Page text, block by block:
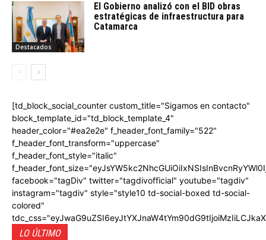
Destacados
El Gobierno analizó con el BID obras
estratégicas de infraestructura para
Catamarca
[td_block_social_counter custom_title="Sigamos en contacto"
block_template_id="td_block_template_4"
header_color="#ea2e2e" f_header_font_family="522"
f_header_font_transform="uppercase"
f_header_font_style="italic"
facebook="tagDiv" twitter="tagdivofficial" youtube="tagdiv"
instagram="tagdiv" style="style10 td-social-boxed td-social-
colored"
LO ÚLTIMO